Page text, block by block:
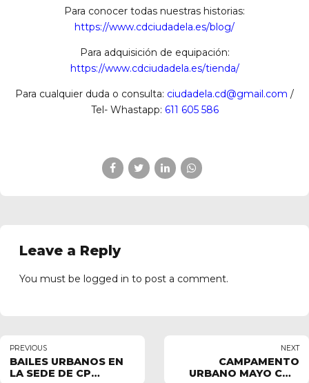
Para conocer todas nuestras historias:
https://www.cdciudadela.es/blog/
Para adquisición de equipación:
https://www.cdciudadela.es/tienda/
Para cualquier duda o consulta: ciudadela.cd@gmail.com /
Tel- Whastapp: 611 605 586
Leave a Reply
You must be logged in to post a comment.
PREVIOUS
BAILES URBANOS EN
LA SEDE DE CP
NEXT
CAMPAMENTO
URBANO MAYO CON